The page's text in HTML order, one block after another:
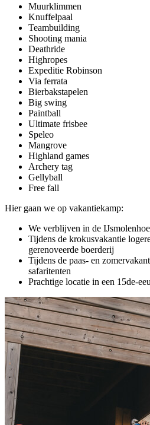
Muurklimmen
Knuffelpaal
Teambuilding
Shooting mania
Deathride
Highropes
Expeditie Robinson
Via ferrata
Bierbakstapelen
Big swing
Paintball
Ultimate frisbee
Speleo
Mangrove
Highland games
Archery tag
Gellyball
Free fall
Hier gaan we op vakantiekamp:
We verblijven in de
Tijdens de krokusvakantie
gerenoveerde boerderij
Tijdens de paas- en
safaritenten
Prachtige locatie in een 15de-